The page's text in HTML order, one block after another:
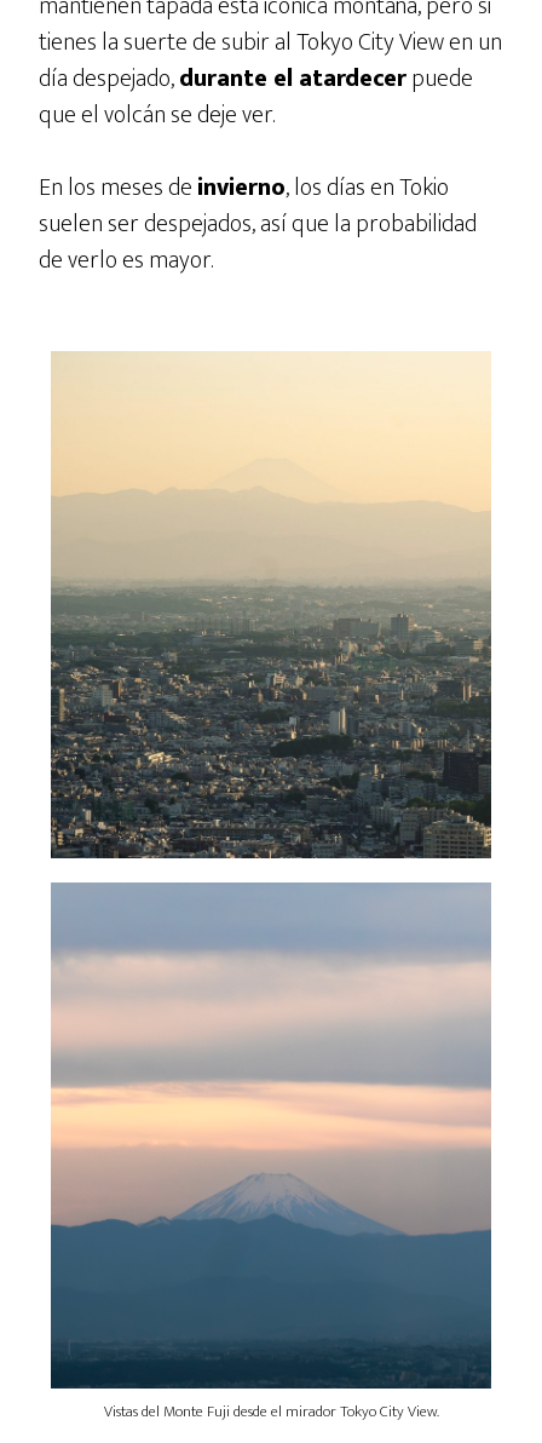
tienes la suerte de subir al Tokyo City View en un
día despejado,durante el atardecerpuede
que el volcán se deje ver.
En los meses deinvierno, los días en Tokio
suelen ser despejados, así que la probabilidad
de verlo es mayor.
Vistas del Monte Fuji desde el mirador Tokyo City View.